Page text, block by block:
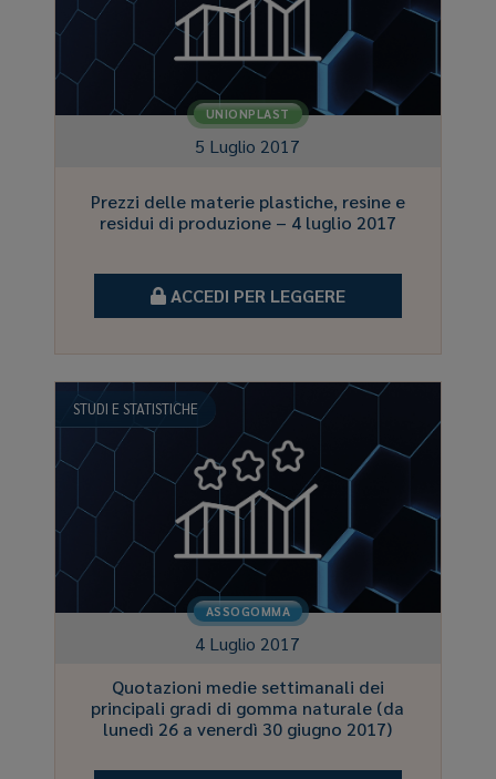
UNIONPLAST
5 Luglio 2017
Prezzi delle materie plastiche, resine e
residui di produzione – 4 luglio 2017
ACCEDI PER LEGGERE
STUDI E STATISTICHE
ASSOGOMMA
4 Luglio 2017
Quotazioni medie settimanali dei
principali gradi di gomma naturale (da
lunedì 26 a venerdì 30 giugno 2017)